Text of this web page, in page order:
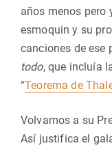
años menos pero
esmoquin y su
canciones de ese
todo, que incluía
“Teorema de
Volvamos a su
Así justifica el